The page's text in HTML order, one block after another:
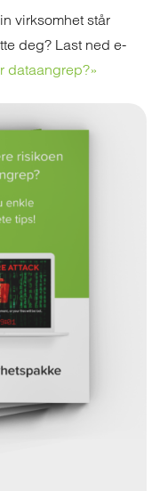
virksomhet står
deg? Last ned e-
dataangrep?»